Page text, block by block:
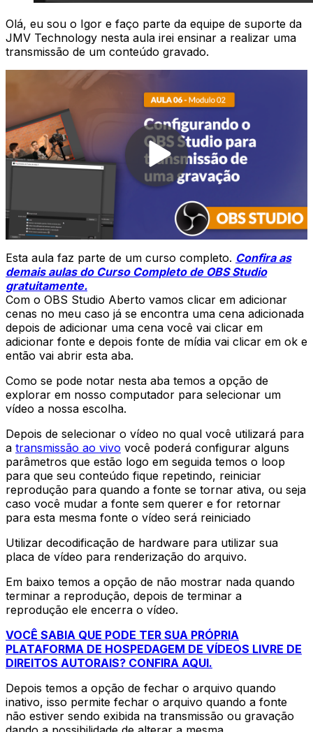
Olá, eu sou o Igor e faço parte da equipe de suporte da
JMV Technology nesta aula irei ensinar a realizar uma
transmissão de um conteúdo gravado.
Esta aula faz parte de um curso completo. Confira as
demais aulas do Curso Completo de OBS Studio
gratuitamente.
Com o OBS Studio Aberto vamos clicar em adicionar
cenas no meu caso já se encontra uma cena adicionada
depois de adicionar uma cena você vai clicar em
adicionar fonte e depois fonte de mídia vai clicar em ok e
então vai abrir esta aba.
Como se pode notar nesta aba temos a opção de
explorar em nosso computador para selecionar um
vídeo a nossa escolha.
Depois de selecionar o vídeo no qual você utilizará para
a transmissão ao vivo você poderá configurar alguns
parâmetros que estão logo em seguida temos o loop
para que seu conteúdo fique repetindo, reiniciar
reprodução para quando a fonte se tornar ativa, ou seja
caso você mudar a fonte sem querer e for retornar
para esta mesma fonte o vídeo será reiniciado
Utilizar decodificação de hardware para utilizar sua
placa de vídeo para renderização do arquivo.
Em baixo temos a opção de não mostrar nada quando
terminar a reprodução, depois de terminar a
reprodução ele encerra o vídeo.
VOCÊ SABIA QUE PODE TER SUA PRÓPRIA
PLATAFORMA DE HOSPEDAGEM DE VÍDEOS LIVRE DE
DIREITOS AUTORAIS? CONFIRA AQUI.
Depois temos a opção de fechar o arquivo quando
inativo, isso permite fechar o arquivo quando a fonte
não estiver sendo exibida na transmissão ou gravação